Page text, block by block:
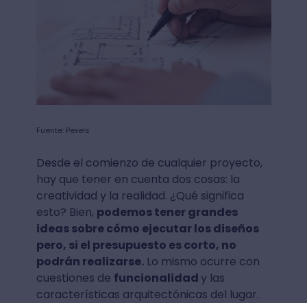
Fuente: Pexels
Desde el comienzo de cualquier proyecto,
hay que tener en cuenta dos cosas: la
creatividad y la realidad. ¿Qué significa
esto? Bien, podemos tener grandes
ideas sobre cómo ejecutar los diseños
pero, si el presupuesto es corto, no
podrán realizarse.Lo mismo ocurre con
cuestiones de funcionalidady las
características arquitectónicas del lugar.